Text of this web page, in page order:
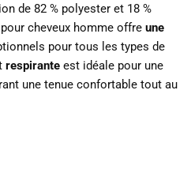
de 82 % polyester et 18 %
cheveux homme offre une
pour tous les types de
respirante est idéale pour une
une tenue confortable tout au